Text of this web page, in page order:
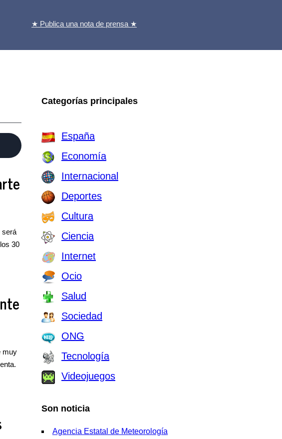
★ Publica una nota de prensa ★
será
30
muy
Categorías principales
España
Economía
Internacional
Deportes
Cultura
Ciencia
Internet
Ocio
Salud
Sociedad
ONG
Tecnología
Videojuegos
Son noticia
Agencia Estatal de Meteorología